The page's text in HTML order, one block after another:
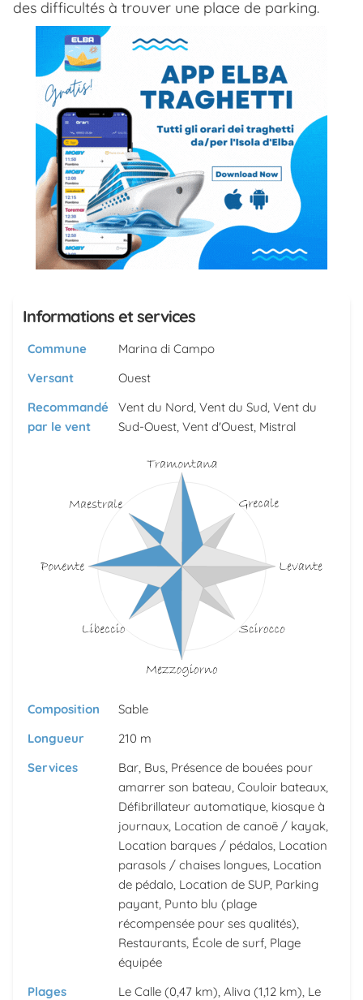
des difficultés à trouver une place de parking.
Informations et services
Commune
Marina di Campo
Versant
Ouest
Recommandé
par le vent
Vent du Nord, Vent du Sud, Vent du
Sud-Ouest, Vent d'Ouest, Mistral
Composition
Sable
Longueur
210 m
Services
Bar, Bus, Présence de bouées pour
amarrer son bateau, Couloir bateaux,
Défibrillateur automatique, kiosque à
journaux, Location de canoë / kayak,
Location barques / pédalos, Location
parasols / chaises longues, Location
de pédalo, Location de SUP, Parking
payant, Punto blu (plage
récompensée pour ses qualités),
Restaurants, École de surf, Plage
équipée
Plages
Le Calle (0,47 km), Aliva (1,12 km), Le